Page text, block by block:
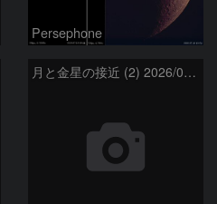
Persephone
月と金星の接近 (2) 2026/07/17